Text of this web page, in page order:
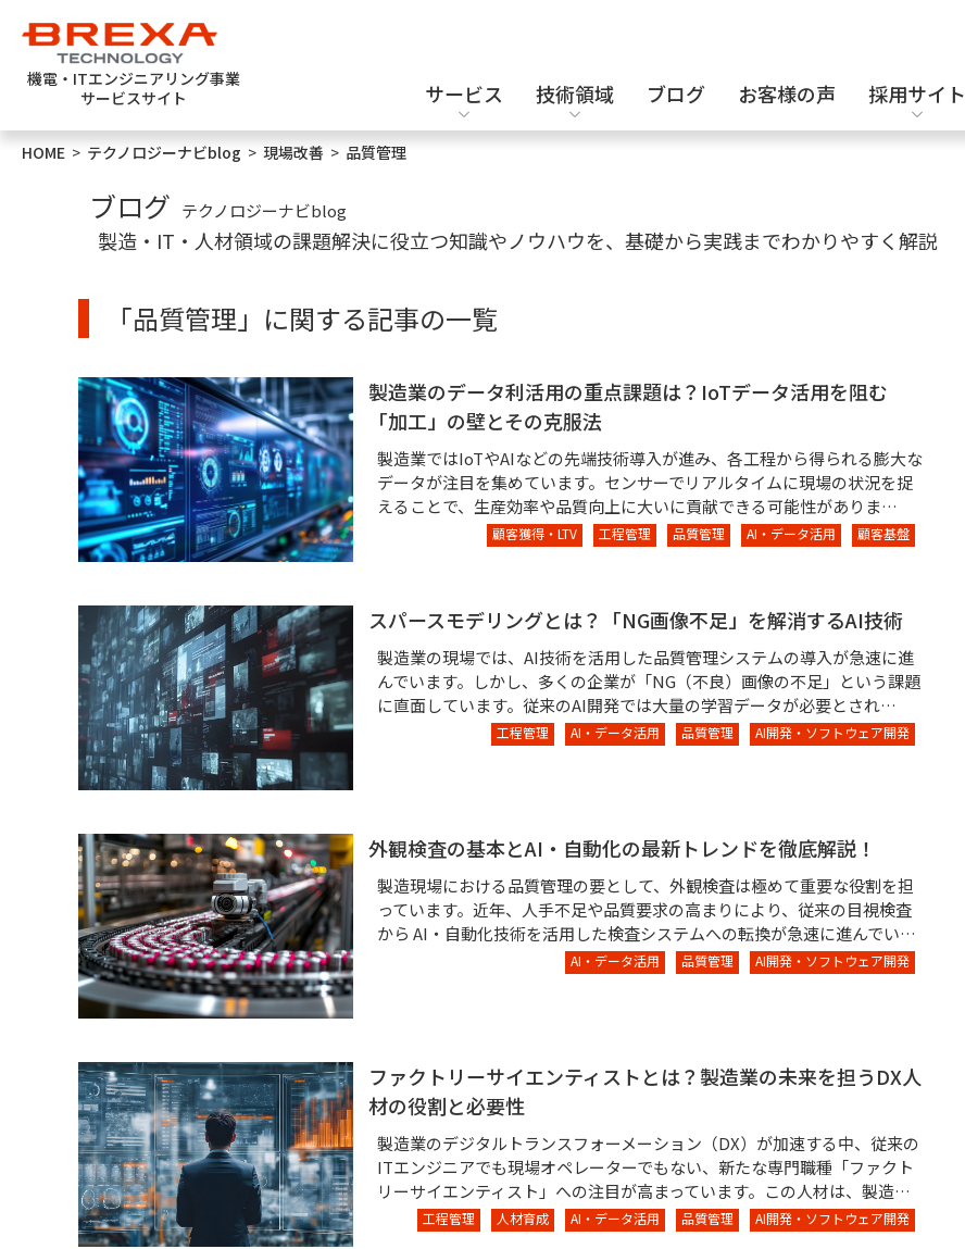
機電・ITエンジニアリング事業
サービスサイト
サービス
ソフトウェアテスト セキュリティエンジニア
技術領域
半導体設計・評価 化学・バイオ
ブログ お客様の声 採用サイト
HOME > テクノロジーナビblog > 現場改善 > 品質管理
ブログ テクノロジーナビblog
製造・IT・人材領域の課題解決に役立つ知識やノウハウを、基礎から実践までわかりやすく解説
「品質管理」に関する記事の一覧
製造業のデータ利活用の重点課題は？IoTデータ活用を阻む
「加工」の壁とその克服法
製造業ではIoTやAIなどの先端技術導入が進み、各工程から得られる膨大な
データが注目を集めています。センサーでリアルタイムに現場の状況を捉
えることで、生産効率や品質向上に大いに貢献できる可能性がありま…
顧客獲得・LTV 工程管理 品質管理 AI・データ活用 顧客基盤
スパースモデリングとは？「NG画像不足」を解消するAI技術
製造業の現場では、AI技術を活用した品質管理システムの導入が急速に進
んでいます。しかし、多くの企業が「NG（不良）画像の不足」という課題
に直面しています。従来のAI開発では大量の学習データが必要とされ…
工程管理 AI・データ活用 品質管理 AI開発・ソフトウェア開発
外観検査の基本とAI・自動化の最新トレンドを徹底解説！
製造現場における品質管理の要として、外観検査は極めて重要な役割を担
っています。近年、人手不足や品質要求の高まりにより、従来の目視検査
から AI・自動化技術を活用した検査システムへの転換が急速に進んでい…
AI・データ活用 品質管理 AI開発・ソフトウェア開発
ファクトリーサイエンティストとは？製造業の未来を担うDX人
材の役割と必要性
製造業のデジタルトランスフォーメーション（DX）が加速する中、従来の
ITエンジニアでも現場オペレーターでもない、新たな専門職種「ファクト
リーサイエンティスト」への注目が高まっています。この人材は、製造…
工程管理 人材育成 AI・データ活用 品質管理 AI開発・ソフトウェア開発